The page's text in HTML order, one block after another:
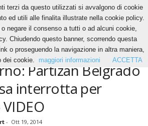
Partizan Belgrado – Stella Rossa interrotta per fumogeni
Partizan Belgrado
interrotta per
- Ott 19, 2014
terzi da questo utilizzati si avvalgono di cookie
ed utili alle finalita illustrate nella cookie policy.
negare il consenso a tutti o ad alcuni cookie,
Chiudendo questo banner, scorrendo questa
o proseguendo la navigazione in altra maniera,
dei cookie.
maggiori informazioni ACCETTA